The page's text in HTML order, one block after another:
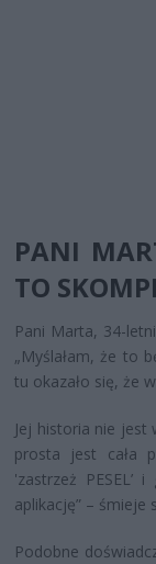
PANI
TO
Pani Marta, 34-
„Myślałam, że to
tu okazało się, że
Jej historia nie jest
prosta jest cała
'zastrzeż
aplikację” – śmieje
Podobne